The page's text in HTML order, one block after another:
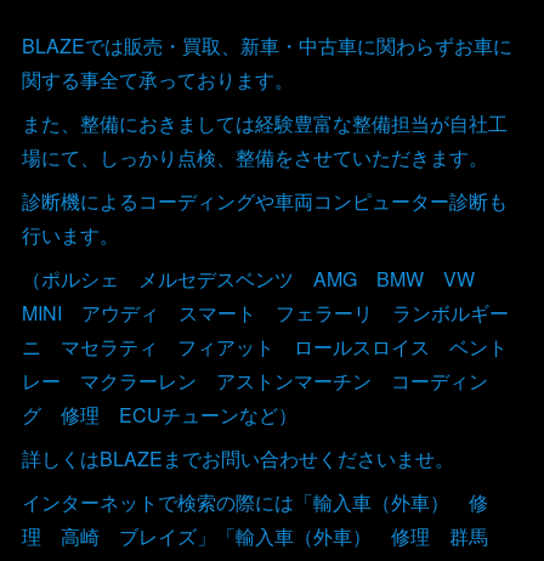
BLAZEでは販売・買取、新車・中古車に関わらずお車に
関する事全て承っております。
また、整備におきましては経験豊富な整備担当が自社工
場にて、しっかり点検、整備をさせていただきます。
診断機によるコーディングや車両コンピューター診断も
行います。
（ポルシェ メルセデスベンツ AMG BMW VW
MINI アウディ スマート フェラーリ ランボルギー
ニ マセラティ フィアット ロールスロイス ベント
レー マクラーレン アストンマーチン コーディン
グ 修理 ECUチューンなど）
詳しくはBLAZEまでお問い合わせくださいませ。
インターネットで検索の際には「輸入車（外車） 修
理 高崎 ブレイズ」「輸入車（外車） 修理 群馬